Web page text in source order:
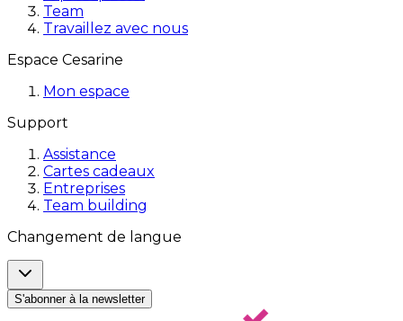
Team
Travaillez avec nous
Espace Cesarine
Mon espace
Support
Assistance
Cartes cadeaux
Entreprises
Team building
Changement de langue
S'abonner à la newsletter